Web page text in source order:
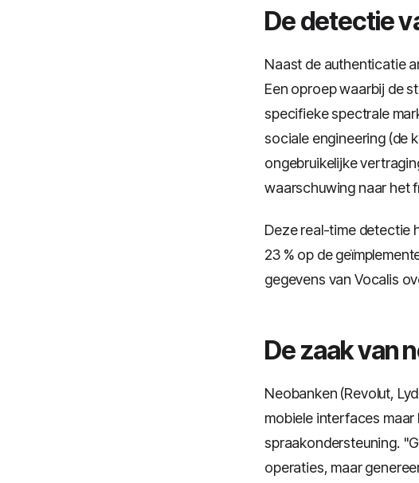
De detectie
Naast de authenticatie
Een oproep waarbij de
specifieke spectrale
sociale engineering (de
ongebruikelijke
waarschuwing naar het
Deze real-time detectie
23 % op de
gegevens van Vocalis
De zaak van
Neobanken (Revolut,
mobiele interfaces
spraakondersteuning.
operaties, maar